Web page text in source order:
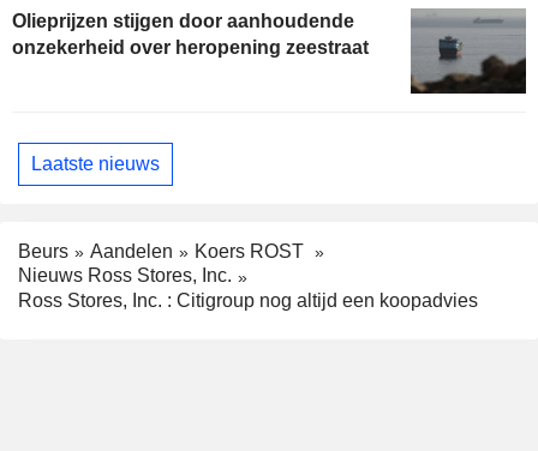
Olieprijzen stijgen door aanhoudende
onzekerheid over heropening zeestraat
Laatste nieuws
Beurs Aandelen
Koers ROST
Nieuws Ross Stores, Inc.
Ross Stores, Inc. : Citigroup nog altijd een koopadvies